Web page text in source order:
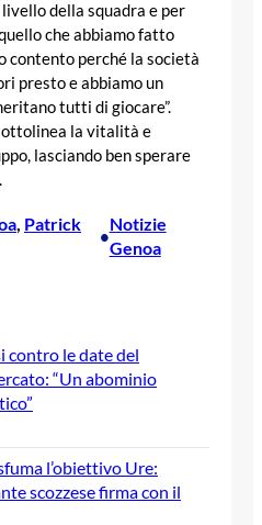
della squadra e per
che abbiamo fatto
contento perché la società
presto e abbiamo un
tutti di giocare”.
la vitalità e
lasciando ben sperare
, Patrick
•
Notizie
Genoa
contro le date del
“Un abominio
l’obiettivo Ure:
scozzese firma con il